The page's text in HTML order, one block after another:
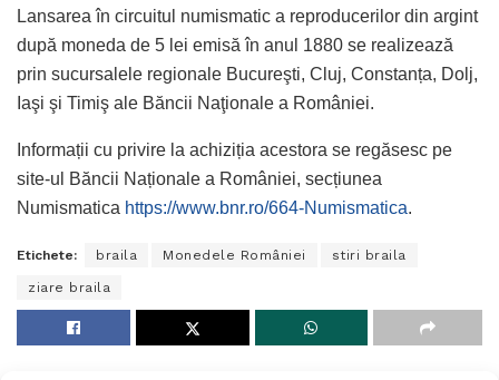
Lansarea în circuitul numismatic a reproducerilor din argint
după moneda de 5 lei emisă în anul 1880 se realizează
prin sucursalele regionale Bucureşti, Cluj, Constanța, Dolj,
Iaşi şi Timiş ale Băncii Naţionale a României.
Informații cu privire la achiziția acestora se regăsesc pe
site-ul Băncii Naționale a României, secțiunea
Numismatica https://www.bnr.ro/664-Numismatica.
Etichete: braila Monedele României stiri braila
ziare braila